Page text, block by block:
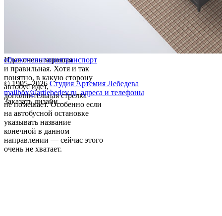
Идея очень хорошая
и правильная. Хотя и так
понятно, в какую сторону
автобус идет,
дополнительная стрелка
не помешает. Особенно если
на автобусной остановке
указывать название
конечной в данном
направлении — сейчас этого
очень не хватает.
объектнавигациятранспорт
© 1995–2026 Студия Артемия Лебедева
mailbox@artlebedev.ru, адреса и телефоны
Заказать дизайн...